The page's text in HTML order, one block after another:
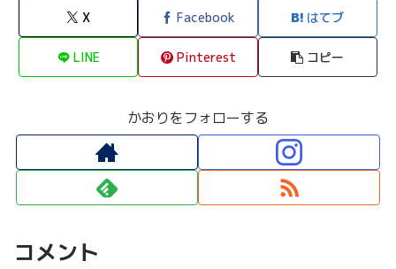
X Facebook はてブ
LINE Pinterest コピー
かおりをフォローする
コメント